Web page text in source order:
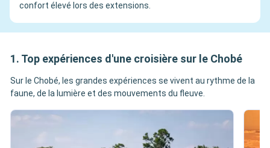
confort élevé lors des extensions.
1. Top expériences d'une croisière sur le Chobé
Sur le Chobé, les grandes expériences se vivent au rythme de la
faune, de la lumière et des mouvements du fleuve.